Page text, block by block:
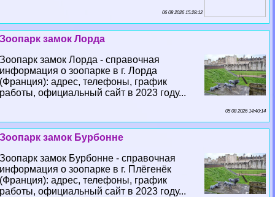
06 08 2026 15:28:12
Зоопарк замок Лорда
Зоопарк замок Лорда - справочная
информация о зоопарке в г. Лорда
(Франция): адрес, телефоны, график
работы, официальный сайт в 2023 году...
05 08 2026 14:40:14
Зоопарк замок Бурбонне
Зоопарк замок Бурбонне - справочная
информация о зоопарке в г. Плёгенёк
(Франция): адрес, телефоны, график
работы, официальный сайт в 2023 году...